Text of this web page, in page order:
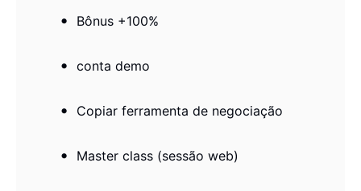
Bônus +100%
conta demo
Copiar ferramenta de negociação
Master class (sessão web)